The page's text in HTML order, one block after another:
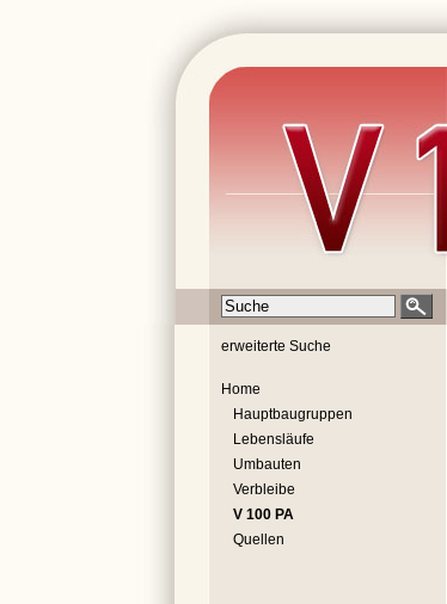
erweiterte Suche
Home
Hauptbaugruppen
Lebensläufe
Umbauten
Verbleibe
V 100 PA
Quellen